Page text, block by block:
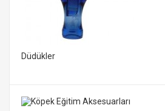
Düdükler